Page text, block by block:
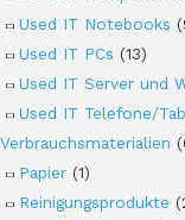
Used IT Notebooks
Used IT PCs (13)
Used IT Server und
Used IT Telefone/
Verbrauchsmaterialien
Papier (1)
Reinigungsprodukte